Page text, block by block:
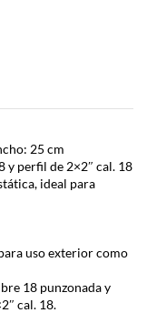
25 cm
y perfil de 2×2″ cal. 18
ideal para
uso exterior como
18 punzonada y
cal. 18.